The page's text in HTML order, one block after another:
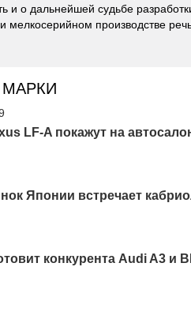
и о дальнейшей судьбе
мелкосерийном производстве
LF-A покажут на
Японии встречает
конкурента Audi A3 и